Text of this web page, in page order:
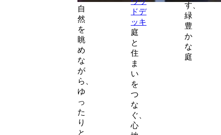
自
然
を
眺
め
な
が
ら、
ゆ
っ
た
り
と
す、
緑
豊
か
な
庭
庭
と
住
ま
い
を
つ
な
ぐ、
心